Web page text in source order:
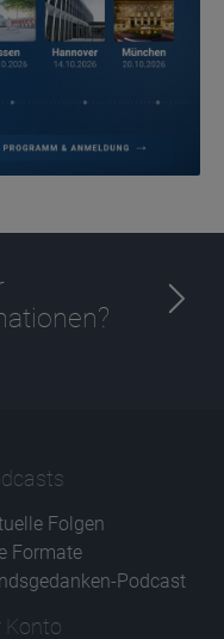
Folgen
Formate
Podcast
Konto